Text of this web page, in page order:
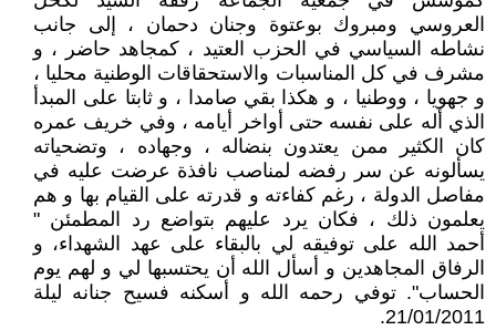
العروسي ومبروك بوعتوة وجنان دحمان ، إلى جانب
نشاطه السياسي في الحزب العتيد ، كمجاهد حاضر ، و
مشرف في كل المناسبات والاستحقاقات الوطنية محليا ،
و جهويا ، ووطنيا ، و هكذا بقي صامدا ، و ثابتا على المبدأ
الذي أله على نفسه حتى أواخر أيامه ، وفي خريف عمره
كان الكثير ممن يعتدون بنضاله ، وجهاده ، وتضحياته
يسألونه عن سر رفضه لمناصب نافذة عرضت عليه في
مفاصل الدولة ، رغم كفاءته و قدرته على القيام بها و هم
يعلمون ذلك ، فكان يرد عليهم بتواضع رد المطمئن "
أحمد الله على توفيقه لي بالبقاء على عهد الشهداء، و
الرفاق المجاهدين و أسأل الله أن يحتسبها لي و لهم يوم
الحساب". توفي رحمه الله و أسكنه فسيح جنانه ليلة
21/01/2011.